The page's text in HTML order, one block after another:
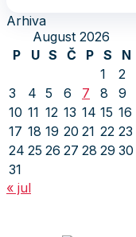
Arhiva
August 2026
P
U S Č P S
N
1
2
3
4 5 6 7 8
9
10 11 12 13 14 15 16
17 18 19 20 21 22 23
24 25 26 27 28 29 30
31
« jul